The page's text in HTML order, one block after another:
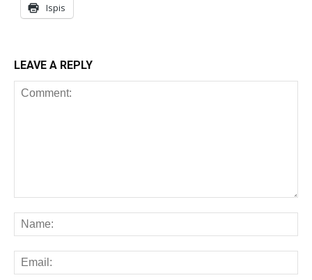
Ispis
LEAVE A REPLY